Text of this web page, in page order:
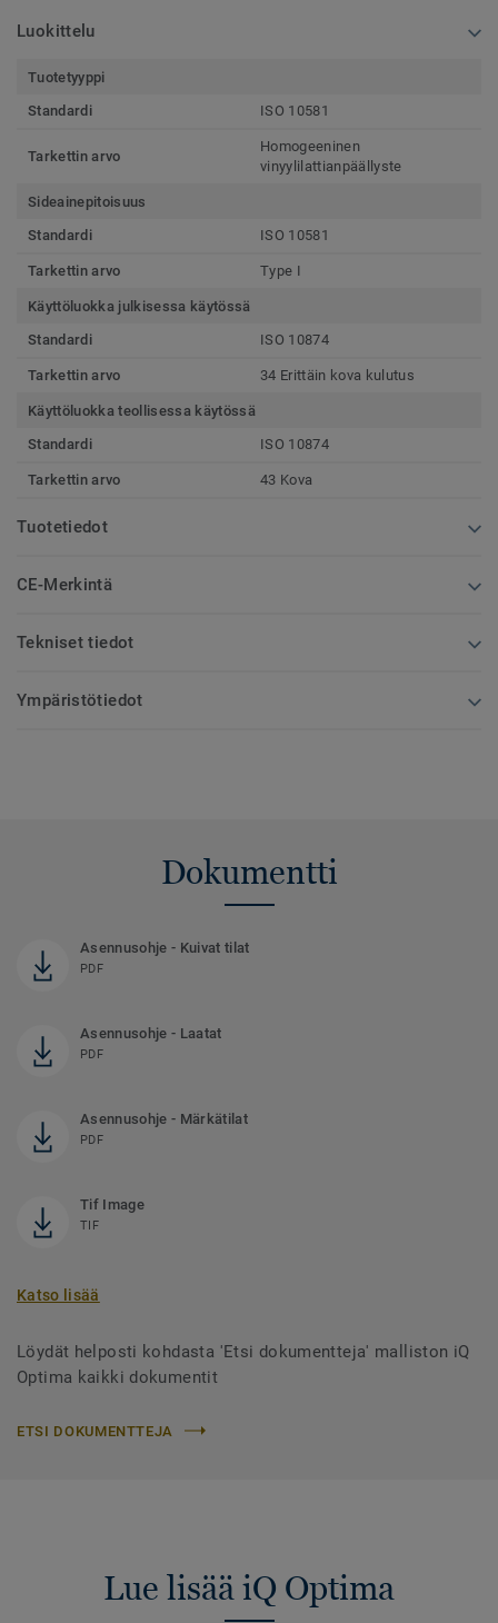
Luokittelu
Tuotetyyppi
Standardi
ISO 10581
Tarkettin arvo
Homogeeninen
vinyylilattianpäällyste
Sideainepitoisuus
Standardi
ISO 10581
Tarkettin arvo Type I
Käyttöluokka julkisessa käytössä
Standardi
ISO 10874
Tarkettin arvo 34 Erittäin kova kulutus
Käyttöluokka teollisessa käytössä
Standardi
ISO 10874
Tarkettin arvo 43 Kova
Tuotetiedot
CE-Merkintä
Tekniset tiedot
Ympäristötiedot
Dokumentti
Asennusohje - Kuivat tilat
PDF
Asennusohje - Laatat
PDF
Asennusohje - Märkätilat
PDF
Tif Image
TIF
Katso lisää
Löydät helposti kohdasta 'Etsi dokumentteja' malliston iQ
Optima kaikki dokumentit
ETSI DOKUMENTTEJA
Lue lisää iQ Optima